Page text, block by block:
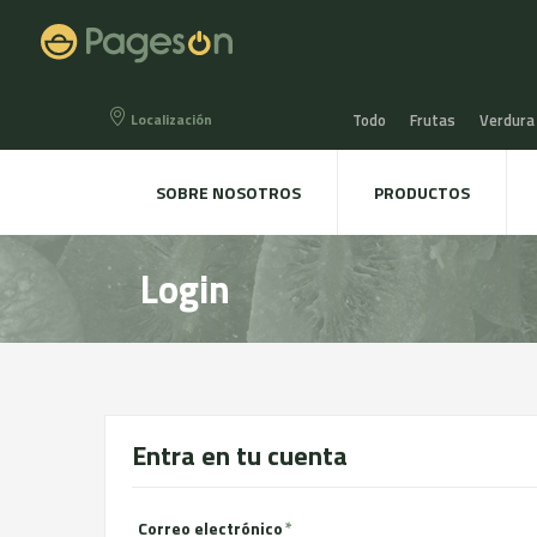
Localización Todo Frutas Verdura
Miel, Mermeladas y
Agua, Refrescos y Zumos
Directo a la mesa
SOBRE NOSOTROS PRODUCTOS
Login
Entra en tu cuenta
Correo electrónico